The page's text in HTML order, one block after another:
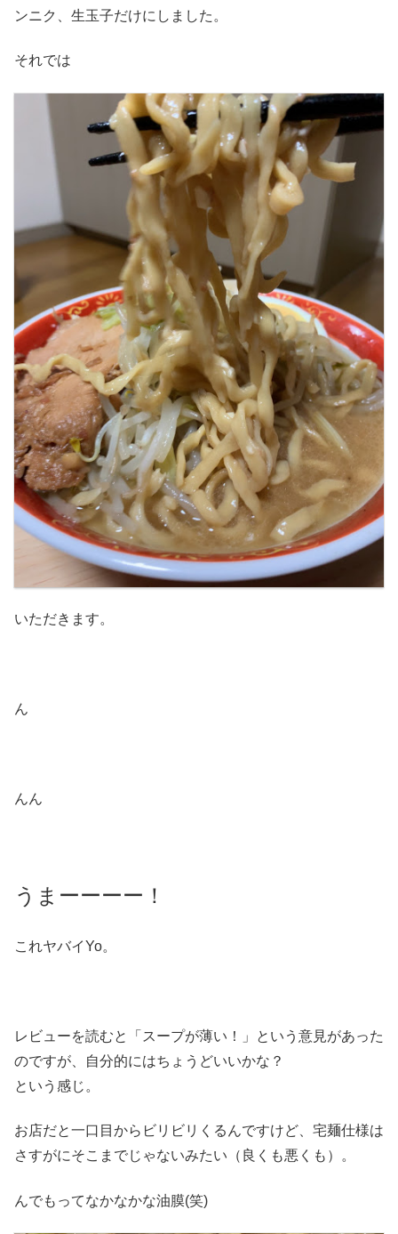
ンニク、生玉子だけにしました。
それでは
いただきます。
ん
んん
うまーーーー！
これヤバイYo。
レビューを読むと「スープが薄い！」という意見があった
のですが、自分的にはちょうどいいかな？
という感じ。
お店だと一口目からビリビリくるんですけど、宅麺仕様は
さすがにそこまでじゃないみたい（良くも悪くも）。
んでもってなかなかな油膜(笑)